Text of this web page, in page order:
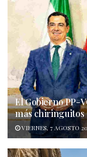
El Gobierno PP-
más chiringuitos
VIERNES, 7 AGOSTO